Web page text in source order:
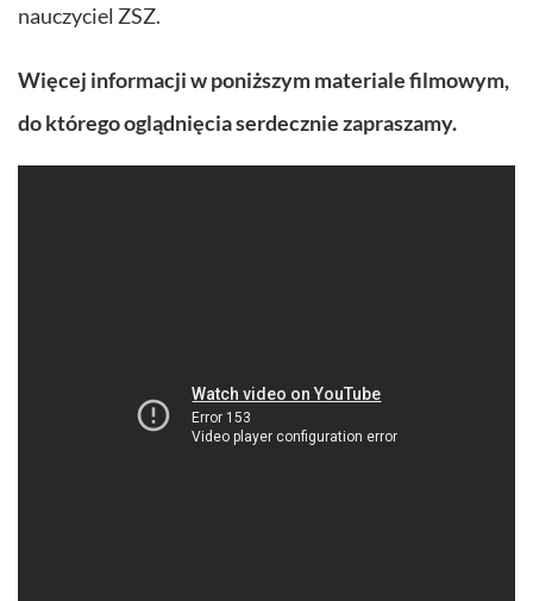
nauczyciel ZSZ.
Więcej informacji w poniższym materiale filmowym,
do którego oglądnięcia serdecznie zapraszamy.